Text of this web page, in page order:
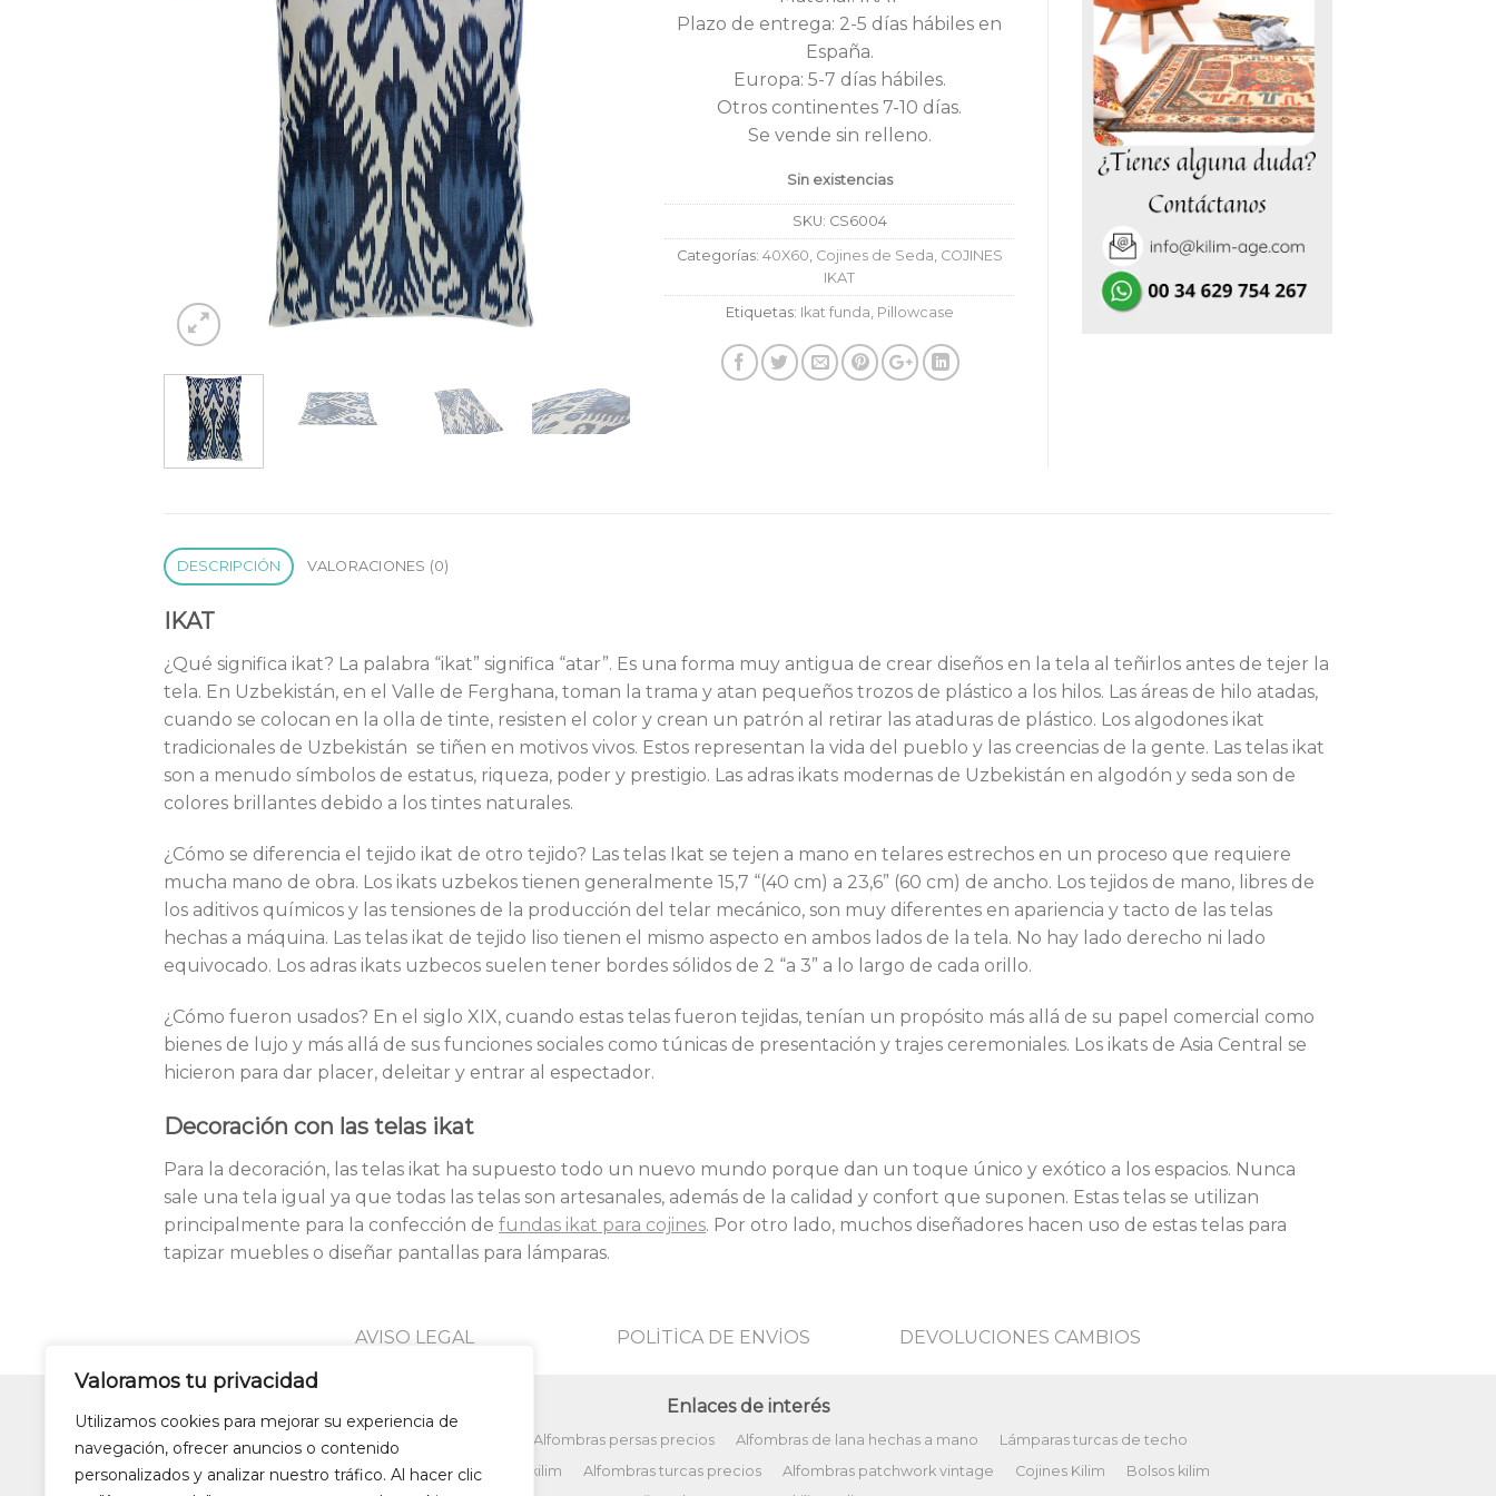
Valoramos tu privacidad
Utilizamos cookies para mejorar su experiencia de
navegación, ofrecer anuncios o contenido
personalizados y analizar nuestro tráfico. Al hacer clic
70,00€.45,00€.
Plazo de entrega: 2-5 días hábiles en
España.
Europa: 5-7 días hábiles.
Otros continentes 7-10 días.
Se vende sin relleno.
Sin existencias
SKU: CS6004
Categorías: 40X60, Cojines de Seda, COJINES
IKAT
Etiquetas: Ikat funda, Pillowcase
DESCRIPCIÓN VALORACIONES (0)
IKAT
¿Qué significa ikat? La palabra “ikat” significa “atar”. Es una forma muy antigua de crear diseños en la tela al teñirlos antes de tejer la
tela. En Uzbekistán, en el Valle de Ferghana, toman la trama y atan pequeños trozos de plástico a los hilos. Las áreas de hilo atadas,
cuando se colocan en la olla de tinte, resisten el color y crean un patrón al retirar las ataduras de plástico. Los algodones ikat
tradicionales de Uzbekistán se tiñen en motivos vivos. Estos representan la vida del pueblo y las creencias de la gente. Las telas ikat
son a menudo símbolos de estatus, riqueza, poder y prestigio. Las adras ikats modernas de Uzbekistán en algodón y seda son de
colores brillantes debido a los tintes naturales.
¿Cómo se diferencia el tejido ikat de otro tejido? Las telas Ikat se tejen a mano en telares estrechos en un proceso que requiere
mucha mano de obra. Los ikats uzbekos tienen generalmente 15,7 “(40 cm) a 23,6” (60 cm) de ancho. Los tejidos de mano, libres de
los aditivos químicos y las tensiones de la producción del telar mecánico, son muy diferentes en apariencia y tacto de las telas
hechas a máquina. Las telas ikat de tejido liso tienen el mismo aspecto en ambos lados de la tela. No hay lado derecho ni lado
equivocado. Los adras ikats uzbecos suelen tener bordes sólidos de 2 “a 3” a lo largo de cada orillo.
¿Cómo fueron usados? En el siglo XIX, cuando estas telas fueron tejidas, tenían un propósito más allá de su papel comercial como
bienes de lujo y más allá de sus funciones sociales como túnicas de presentación y trajes ceremoniales. Los ikats de Asia Central se
hicieron para dar placer, deleitar y entrar al espectador.
Decoración con las telas ikat
Para la decoración, las telas ikat ha supuesto todo un nuevo mundo porque dan un toque único y exótico a los espacios. Nunca
sale una tela igual ya que todas las telas son artesanales, además de la calidad y confort que suponen. Estas telas se utilizan
principalmente para la confección de fundas ikat para cojines. Por otro lado, muchos diseñadores hacen uso de estas telas para
tapizar muebles o diseñar pantallas para lámparas.
AVISO LEGAL POLİTİCA DE ENVİOS DEVOLUCIONES CAMBIOS
Enlaces de interés
Lámparas colgantes de diseño Alfombras persas precios Alfombras de lana hechas a mano
Lámparas turcas de techo
Alfombras de patchwork
Zapatos kilim Alfombras turcas precios Alfombras patchwork vintage Cojines Kilim
Bolsos kilim